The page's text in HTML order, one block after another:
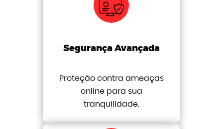
Segurança Avançada
Proteção contra ameaças
online para sua
tranquilidade.